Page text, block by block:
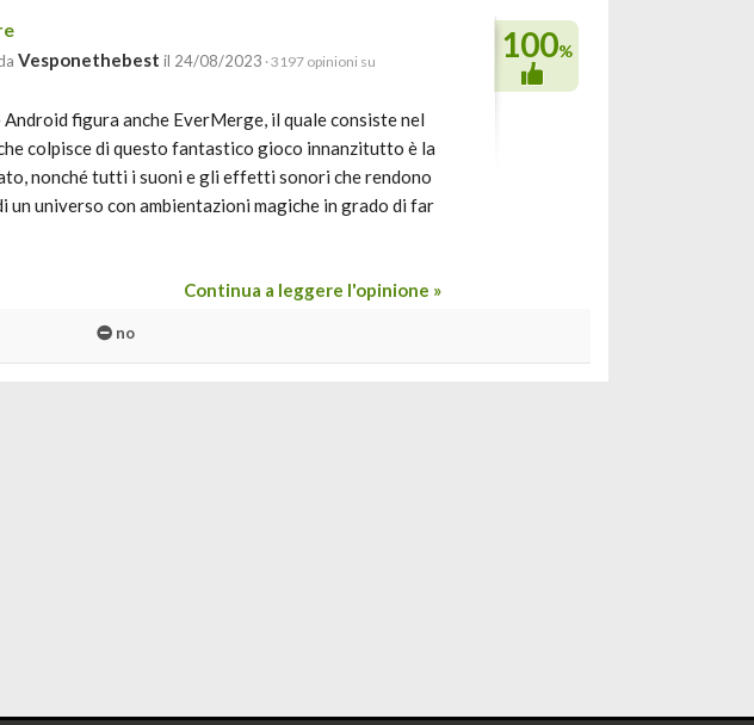
Vesponethebest il 24/08/2023 · 3197 opinioni su
figura anche EverMerge, il quale consiste nel
colpisce di questo fantastico gioco innanzitutto è la
nonché tutti i suoni e gli effetti sonori che rendono
universo con ambientazioni magiche in grado di far
Continua a leggere l'opinione »
100%
no